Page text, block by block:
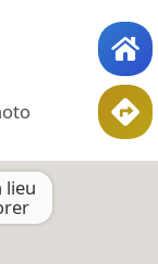
lieu